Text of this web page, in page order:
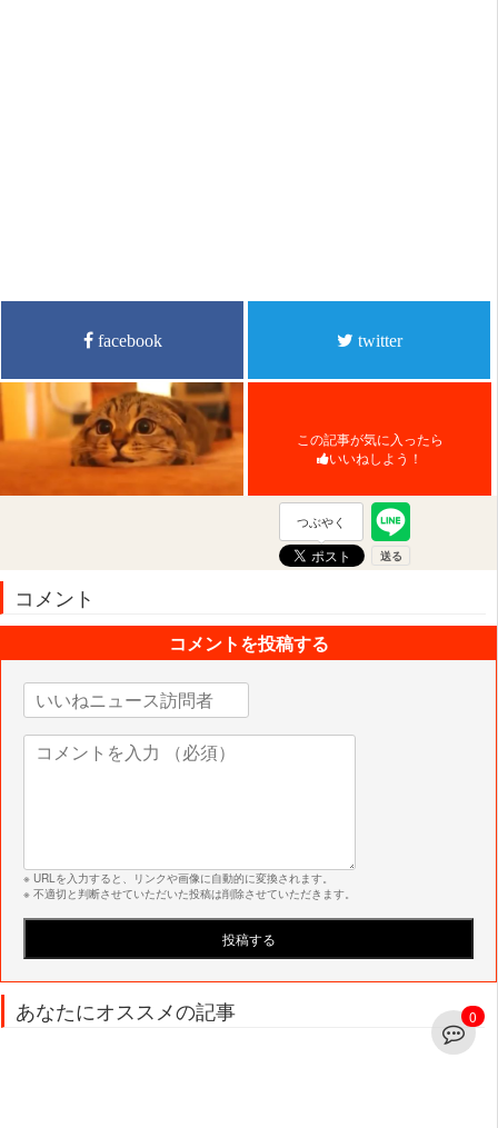
facebook twitter
この記事が気に入ったら
いいねしよう！
つぶやく
コメント
0
コメントを投稿する
※ URLを入力すると、リンクや画像に自動的に変換されます。
※ 不適切と判断させていただいた投稿は削除させていただきます。
あなたにオススメの記事